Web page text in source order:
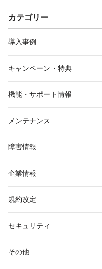
カテゴリー
導入事例
キャンペーン・特典
機能・サポート情報
メンテナンス
障害情報
企業情報
規約改定
セキュリティ
その他